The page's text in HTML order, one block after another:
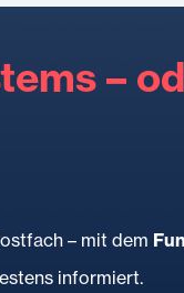
–
– mit dem
informiert.